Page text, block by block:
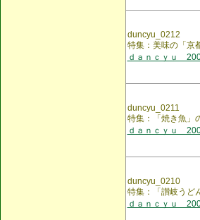
duncyu_0212
特集：美味の「京
ｄａｎｃｙｕ
duncyu_0211
特集：「焼き魚」
ｄａｎｃｙｕ
duncyu_0210
特集：「讃岐うど
ｄａｎｃｙｕ